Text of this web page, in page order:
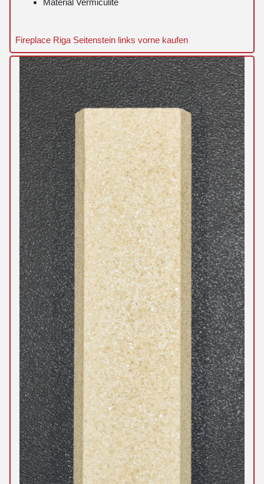
Material Vermiculite
Fireplace Riga Seitenstein links vorne kaufen